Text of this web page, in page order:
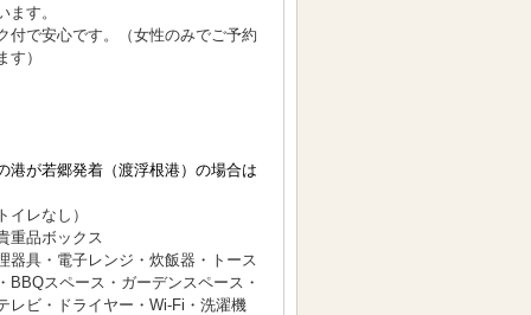
す。
付で安心です。（女性のみでご予約
）
港が若郷発着（渡浮根港）の場合は
レなし）
重品ボックス
器具・電子レンジ・炊飯器・トース
スペース・ガーデンスペース・
レビ・ドライヤー・Wi-Fi・洗濯機